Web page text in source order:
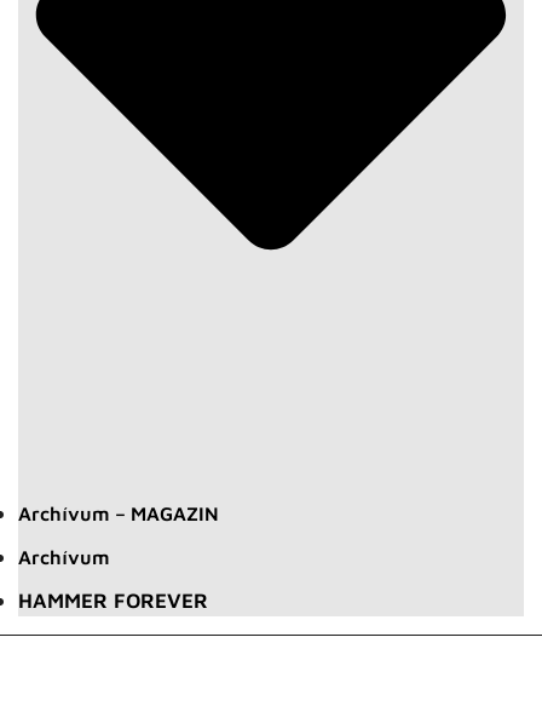
Archívum – MAGAZIN
Archívum
HAMMER FOREVER